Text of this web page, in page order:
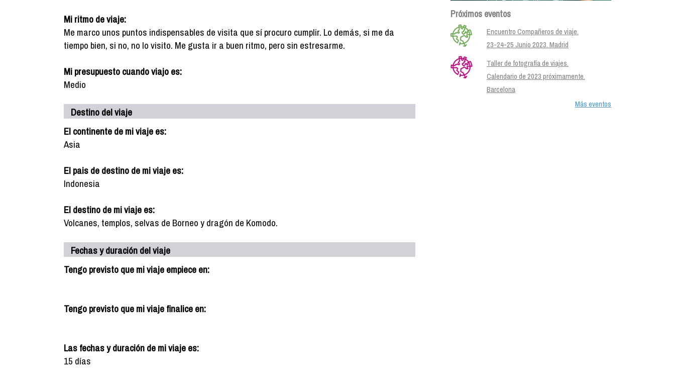
Mi ritmo de viaje:
Me marco unos puntos indispensables de visita que sí procuro cumplir. Lo demás, si me da
tiempo bien, si no, no lo visito. Me gusta ir a buen ritmo, pero sin estresarme.
Mi presupuesto cuando viajo es:
Medio
Destino del viaje
El continente de mi viaje es:
Asia
El pais de destino de mi viaje es:
Indonesia
El destino de mi viaje es:
Volcanes, templos, selvas de Borneo y dragón de Komodo.
Fechas y duración del viaje
Tengo previsto que mi viaje empiece en:
Tengo previsto que mi viaje finalice en:
Las fechas y duración de mi viaje es:
15 días
Próximos eventos
Encuentro Compañeros de viaje.
23-24-25 Junio 2023. Madrid
Taller de fotografía de viajes.
Calendario de 2023 próximamente.
Barcelona
Más eventos